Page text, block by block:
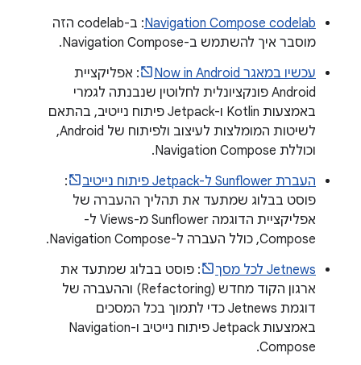
Navigation Compose codelab
: ב-codelab הזה
מוסבר איך להשתמש ב-Navigation Compose.
עכשיו במאגר Now in Android
: אפליקציית
Android פונקציונלית לחלוטין שנבנתה לגמרי
באמצעות Kotlin ו-Jetpack פיתוח נייטיב, בהתאם
לשיטות המומלצות לעיצוב ולפיתוח של Android,
וכוללת Navigation Compose.
העברת Sunflower ל-Jetpack פיתוח נייטיב
:
פוסט בבלוג שמתעד את תהליך ההעברה של
אפליקציית הדוגמה Sunflower מ-Views ל-
Compose, כולל העברה ל-Navigation Compose.
Jetnews לכל מסך
: פוסט בבלוג שמתעד את
ארגון הקוד מחדש (Refactoring) וההעברה של
דוגמת Jetnews כדי לתמוך בכל המסכים
באמצעות Jetpack פיתוח נייטיב ו-Navigation
Compose.